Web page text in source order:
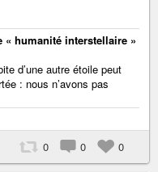
« humanité interstellaire »
d’une autre étoile peut
: nous n’avons pas
0 0 0